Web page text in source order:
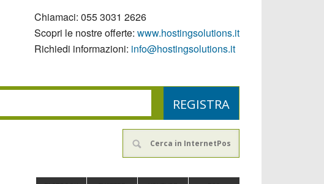
Chiamaci: 055 3031 2626
Scopri le nostre offerte: www.hostingsolutions.it
Richiedi informazioni: info@hostingsolutions.it